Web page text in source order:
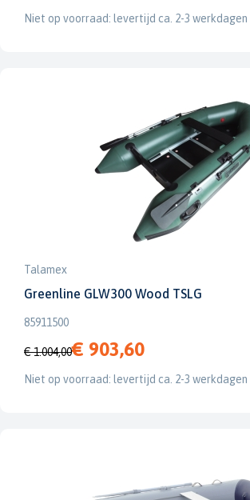
Niet op voorraad: levertijd ca. 2-3 werkdagen
Talamex
Greenline GLW300 Wood TSLG
85911500
€ 1.004,00€ 903,60
Niet op voorraad: levertijd ca. 2-3 werkdagen